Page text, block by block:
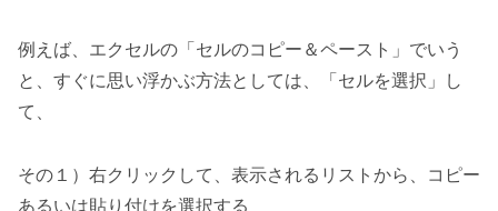
例えば、エクセルの「セルのコピー＆ペースト」でいう
と、すぐに思い浮かぶ方法としては、「セルを選択」し
て、
その１）右クリックして、表示されるリストから、コピー
あるいは貼り付けを選択する